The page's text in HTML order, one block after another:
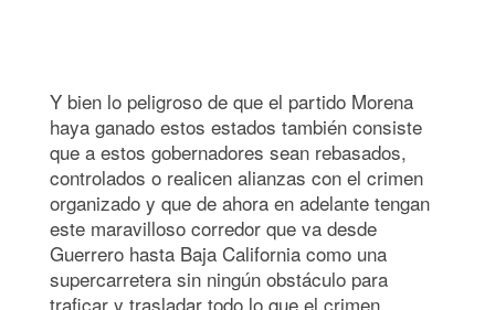
Y bien lo peligroso de que el partido Morena
haya ganado estos estados también consiste
que a estos gobernadores sean rebasados,
controlados o realicen alianzas con el crimen
organizado y que de ahora en adelante tengan
este maravilloso corredor que va desde
Guerrero hasta Baja California como una
supercarretera sin ningún obstáculo para
traficar y trasladar todo lo que el crimen